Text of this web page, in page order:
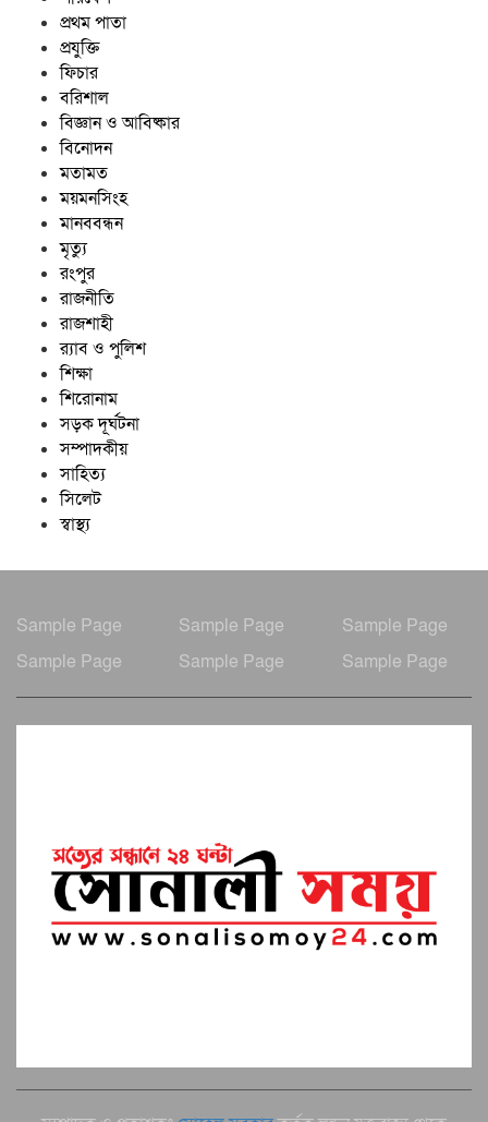
প্রথম পাতা
প্রযুক্তি
ফিচার
বরিশাল
বিজ্ঞান ও আবিষ্কার
বিনোদন
মতামত
ময়মনসিংহ
মানববন্ধন
মৃত্যু
রংপুর
রাজনীতি
রাজশাহী
র‍্যাব ও পুলিশ
শিক্ষা
শিরোনাম
সড়ক দূর্ঘটনা
সম্পাদকীয়
সাহিত্য
সিলেট
স্বাস্থ্য
Sample Page Sample Page
Sample Page
Sample Page
Sample Page Sample Page